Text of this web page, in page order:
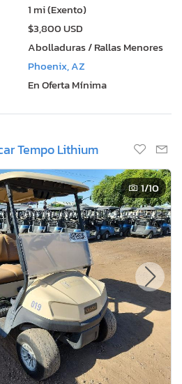
1 mi (Exento)
$3,800 USD
Abolladuras / Rallas Menores
Phoenix, AZ
En Oferta Mínima
Tempo Lithium
1/10